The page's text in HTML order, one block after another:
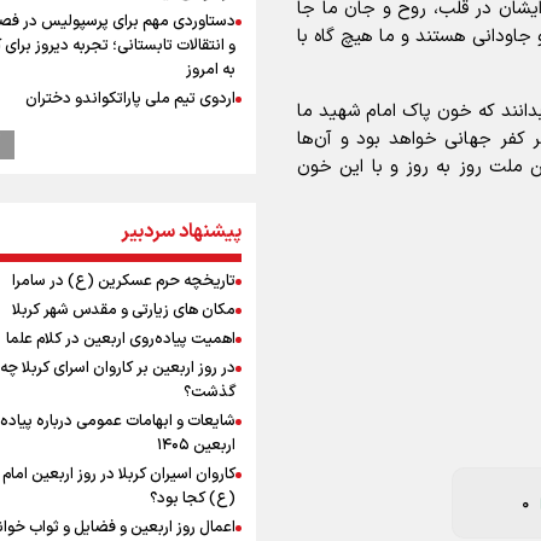
در قلب، روح و جان ما جا
جاودانی هستند و ما هیچ گاه با
که خون پاک امام شهید ما
کفر جهانی خواهد بود و آن‌ها
ملت روز به روز و با این خون
دستاوردی مهم برای پرسپولیس در
و انتقالات تابستانی؛ تجربه دیروز
به امروز
اردوی تیم ملی پاراتکواندو دختران
عملیات تجهیز کتابخانه روستای هدف
رهبران فلسطینی در روند مذاکرات
می‌کنیم
ترس نتانیاهو از ترور
فرود یک بالگرد در بیمارستان رمبام در
اشغالی در پی هلاکت ۲ نظامی
زخمی شدن ۷ نظامی دیگر
ارتش صهیونیستی زمین‌های کشاورزی
جنوب لبنان را به آتش کشید
چه کسی باید قیمت‌ها را تعیین کند؟
بازگشت روان دو میلیون و هشتصد
اربعین از مرزهای شش‌گانه
پزشکیان: سخت‌ترین شرایط ممکن
پیشنهاد سردبیر
تاریخچه حرم عسکرین (ع) در سامرا
مکان های زیارتی و مقدس شهر کربلا
اهمیت پیاده‌روی اربعین در کلام علما
در روز اربعین بر کاروان اسرای کربلا چه
گذشت؟
شایعات و ابهامات عمومی درباره
اربعین ۱۴۰۵
کاروان اسیران کربلا در روز اربعین
(ع) کجا بود؟
اعمال روز اربعین و فضایل و ثواب